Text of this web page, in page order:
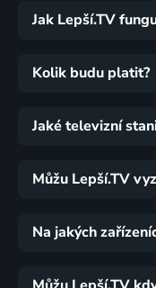
Jak Lepší.TV
Kolik budu platit?
Jaké televizní
Můžu Lepší.TV
Na jakých